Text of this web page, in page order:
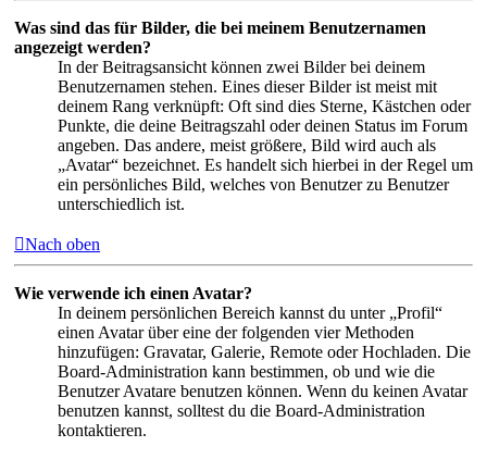
Was sind das für Bilder, die bei meinem Benutzernamen
angezeigt werden?
In der Beitragsansicht können zwei Bilder bei deinem
Benutzernamen stehen. Eines dieser Bilder ist meist mit
deinem Rang verknüpft: Oft sind dies Sterne, Kästchen oder
Punkte, die deine Beitragszahl oder deinen Status im Forum
angeben. Das andere, meist größere, Bild wird auch als
„Avatar“ bezeichnet. Es handelt sich hierbei in der Regel um
ein persönliches Bild, welches von Benutzer zu Benutzer
unterschiedlich ist.
Nach oben
Wie verwende ich einen Avatar?
In deinem persönlichen Bereich kannst du unter „Profil“
einen Avatar über eine der folgenden vier Methoden
hinzufügen: Gravatar, Galerie, Remote oder Hochladen. Die
Board-Administration kann bestimmen, ob und wie die
Benutzer Avatare benutzen können. Wenn du keinen Avatar
benutzen kannst, solltest du die Board-Administration
kontaktieren.